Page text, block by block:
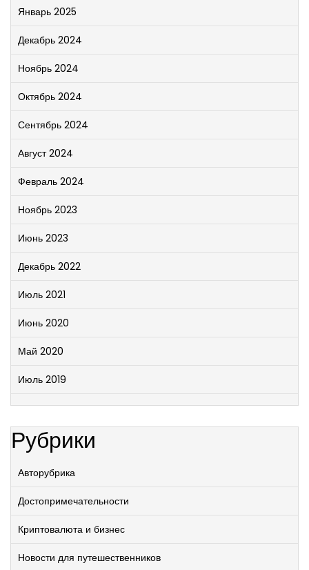
Январь 2025
Декабрь 2024
Ноябрь 2024
Октябрь 2024
Сентябрь 2024
Август 2024
Февраль 2024
Ноябрь 2023
Июнь 2023
Декабрь 2022
Июль 2021
Июнь 2020
Май 2020
Июль 2019
Рубрики
Авторубрика
Достопримечательности
Криптовалюта и бизнес
Новости для путешественников